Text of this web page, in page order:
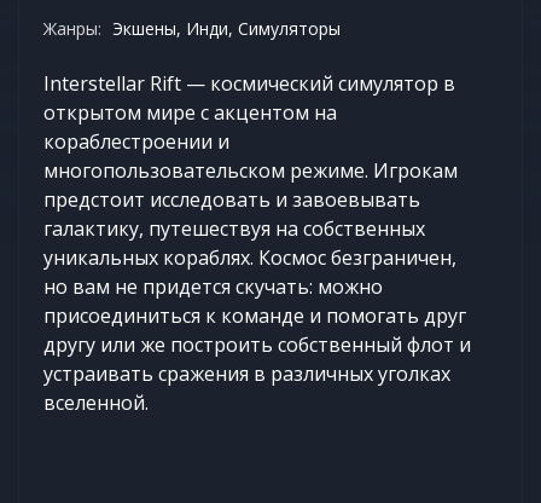
Жанры: Экшены, Инди, Симуляторы
Interstellar Rift — космический симулятор в
открытом мире с акцентом на
кораблестроении и
многопользовательском режиме. Игрокам
предстоит исследовать и завоевывать
галактику, путешествуя на собственных
уникальных кораблях. Космос безграничен,
но вам не придется скучать: можно
присоединиться к команде и помогать друг
другу или же построить собственный флот и
устраивать сражения в различных уголках
вселенной.